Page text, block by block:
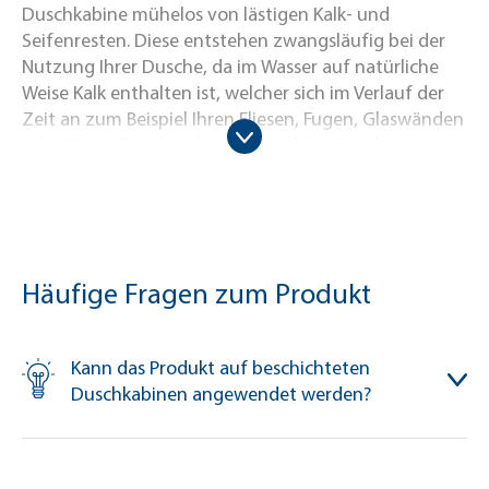
Duschkabine mühelos von lästigen Kalk- und
Seifenresten. Diese entstehen zwangsläufig bei der
Nutzung Ihrer Dusche, da im Wasser auf natürliche
Weise Kalk enthalten ist, welcher sich im Verlauf der
Zeit an zum Beispiel Ihren Fliesen, Fugen, Glaswänden
oder Türen, Duschvorhängen und der Duschtasse
säureunempfindlichen Oberflächen Ihrer Dusche auf,
leicht kann das Reinigen Ihrer Dusche sein. Um das
Entstehen einer hartnäckigen Verschmutzung zu
verhindern, empfehlen wir die regelmäßige
Anwendung des MELLERUD Duschkabinen Reiniger
Häufige Fragen zum Produkt
Kann das Produkt auf beschichteten
Duschkabinen angewendet werden?